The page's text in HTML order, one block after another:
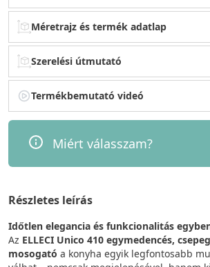
Méretrajz és termék adatlap
Szerelési útmutató
Termékbemutató videó
Miért válasszam?
Részletes leírás
Időtlen elegancia és funkcionalitás
Az ELLECI Unico 410 egymedencés,
mosogató a konyha egyik legfontosabb